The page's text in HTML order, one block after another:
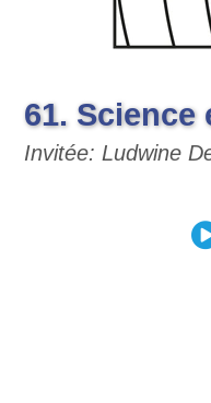
61. Science
Invitée: Ludwine